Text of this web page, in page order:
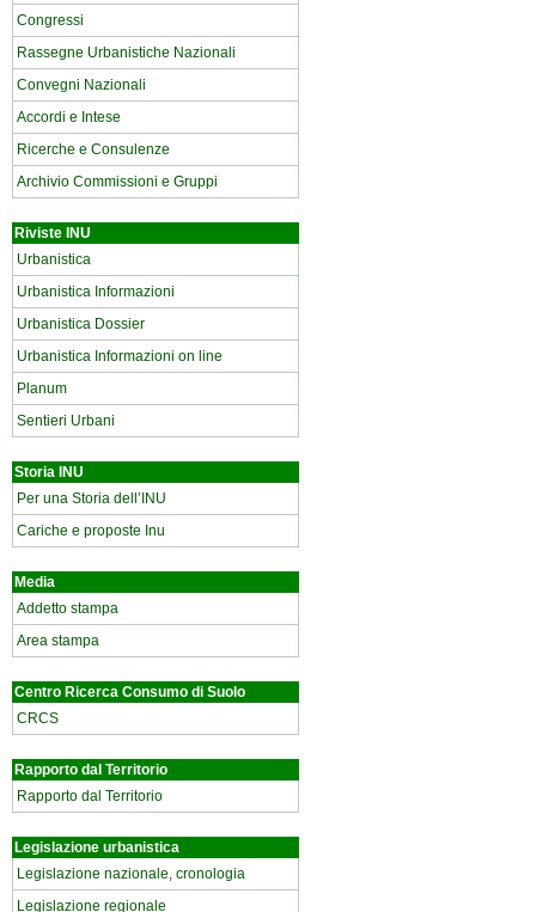
Congressi
Rassegne Urbanistiche Nazionali
Convegni Nazionali
Accordi e Intese
Ricerche e Consulenze
Archivio Commissioni e Gruppi
Riviste INU
Urbanistica
Urbanistica Informazioni
Urbanistica Dossier
Urbanistica Informazioni on line
Planum
Sentieri Urbani
Storia INU
Per una Storia dell’INU
Cariche e proposte Inu
Media
Addetto stampa
Area stampa
Centro Ricerca Consumo di Suolo
CRCS
Rapporto dal Territorio
Rapporto dal Territorio
Legislazione urbanistica
Legislazione nazionale, cronologia
Legislazione regionale